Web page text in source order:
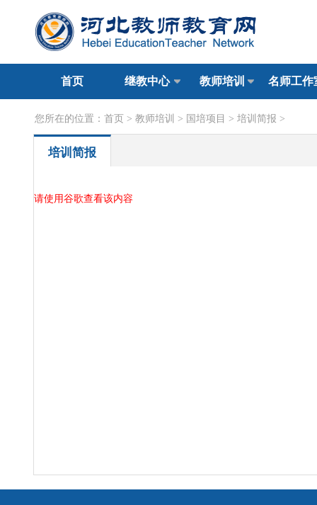
首页 继教中心 教师培训 名师工作
您所在的位置： 首页 > 教师培训 > 国培项目 > 培训简报 >
培训简报
请使用谷歌查看该内容